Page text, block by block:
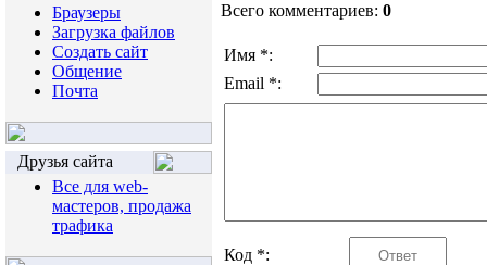
Браузеры
Загрузка файлов
Создать сайт
Общение
Почта
Друзья сайта
Все для web-
мастеров, продажа
трафика
Всего комментариев: 0
Имя *:
Email *:
Код *: